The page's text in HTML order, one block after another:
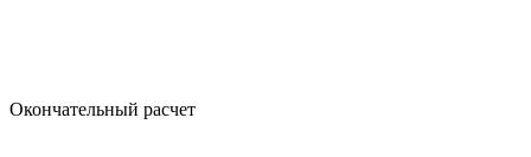
Окончательный расчет